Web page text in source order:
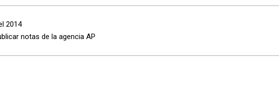
2014
notas de la agencia AP